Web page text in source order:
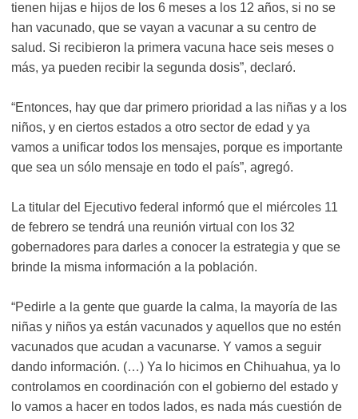
tienen hijas e hijos de los 6 meses a los 12 años, si no se
han vacunado, que se vayan a vacunar a su centro de
salud. Si recibieron la primera vacuna hace seis meses o
más, ya pueden recibir la segunda dosis”, declaró.
“Entonces, hay que dar primero prioridad a las niñas y a los
niños, y en ciertos estados a otro sector de edad y ya
vamos a unificar todos los mensajes, porque es importante
que sea un sólo mensaje en todo el país”, agregó.
La titular del Ejecutivo federal informó que el miércoles 11
de febrero se tendrá una reunión virtual con los 32
gobernadores para darles a conocer la estrategia y que se
brinde la misma información a la población.
“Pedirle a la gente que guarde la calma, la mayoría de las
niñas y niños ya están vacunados y aquellos que no estén
vacunados que acudan a vacunarse. Y vamos a seguir
dando información. (…) Ya lo hicimos en Chihuahua, ya lo
controlamos en coordinación con el gobierno del estado y
lo vamos a hacer en todos lados, es nada más cuestión de